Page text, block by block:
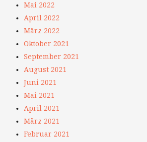
Mai 2022
April 2022
März 2022
Oktober 2021
September 2021
August 2021
Juni 2021
Mai 2021
April 2021
März 2021
Februar 2021